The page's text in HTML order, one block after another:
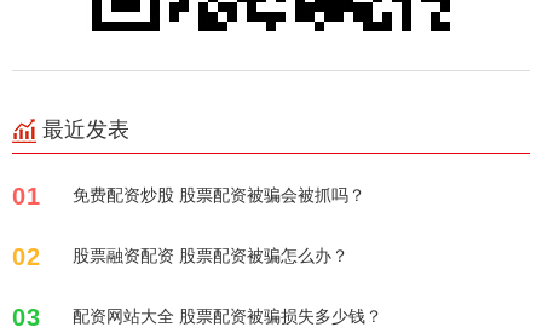
最近发表
01 免费配资炒股 股票配资被骗会被抓吗？
02 股票融资配资 股票配资被骗怎么办？
03 配资网站大全 股票配资被骗损失多少钱？